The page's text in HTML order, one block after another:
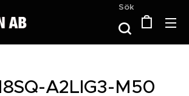
Sök
A2LIG3-M50